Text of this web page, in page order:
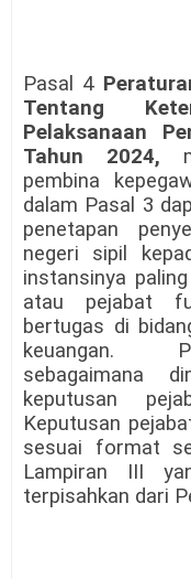
Pasal 4
Tentang
Pelaksanaan
Tahun 2024,
pembina
dalam Pasal 3
penetapan
negeri sipil
instansinya
atau pejabat
bertugas di
keuangan.
sebagaimana
keputusan
Keputusan
sesuai format
Lampiran III
terpisahkan dari